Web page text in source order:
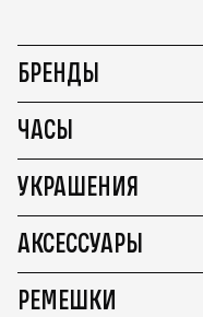
БРЕНДЫ
ЧАСЫ
УКРАШЕНИЯ
АКСЕССУАРЫ
РЕМЕШКИ